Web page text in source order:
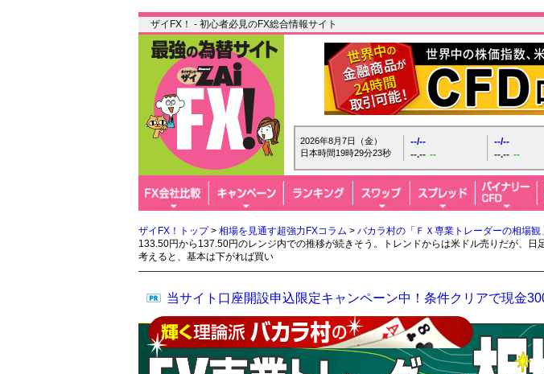
ザイFX！ - 初心者必見のFX総合情報サイト
2026年8月7日（金）
日本時間19時29分25秒
--/--
--.-- --
--/--
--.-- --
ザイFX！トップ> 相場を見通す超強力FXコラム > バカラ村の「ＦＸ専業トレーダーの相場観」
133.50円から137.50円のレンジ内での推移が続きそう。トレンドからは米ドル売りだが、日
考えると、基本は下がれば買い
当サイト口座開設申込限定キャンペーン中！条件クリアで現金